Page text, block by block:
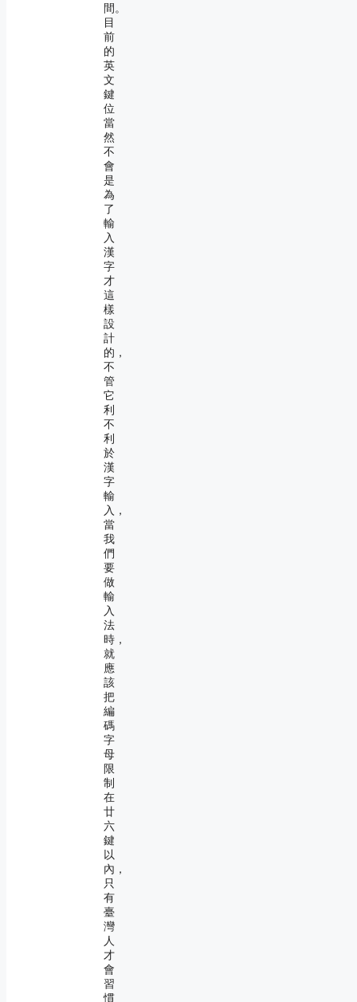
間。
目
前
的
英
文
鍵
位
當
然
不
會
是
為
了
輸
入
漢
字
才
這
樣
設
計
的，
不
管
它
利
不
利
於
漢
字
輸
入，
當
我
們
要
做
輸
入
法
時，
就
應
該
把
編
碼
字
母
限
制
在
廿
六
鍵
以
內，
只
有
臺
灣
人
才
會
習
慣